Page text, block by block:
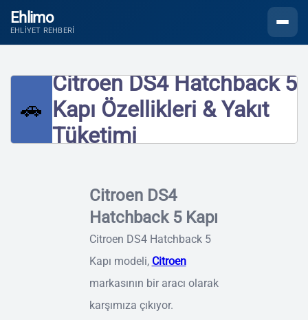
Ehlimo
EHLIYET REHBERI
🚗
Citroen DS4 Hatchback 5
Kapı Özellikleri & Yakıt
Tüketimi
Citroen DS4
Hatchback 5 Kapı
Citroen DS4 Hatchback 5
Kapı modeli, Citroen
markasının bir aracı olarak
karşımıza çıkıyor.